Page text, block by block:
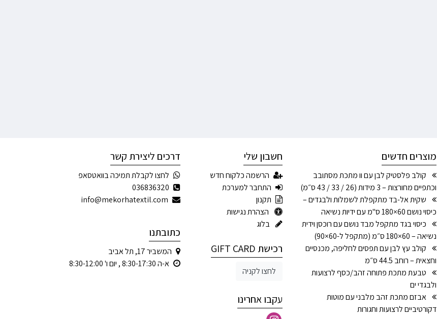
מוצרים חדשים
קולב פלסטיק לבן עם וו מתכת מסתובב
וכתפיים מחורצות – 3 מידות (26 / 33 / 43 ס״מ)
שקית אל-בד מתקפלת לשמלות ולבגדים –
כיסוי נושם 60×180 ס"מ עם ידיות נשיאה
כיסוי בגד מתקפל מבד נושם עם רוכסן וידית
נשיאה – 60×180 ס״מ (מתקפל ל-60×90)
קולב עץ לבן עם תפסים לחליפה, מכנסיים
וחצאית – רוחב 44.5 ס״מ
טבעת מתכת פתוחה זהב/כסף לרצועות
ולבגדי ים
אבזם מתכת זהב מלבני עם מוטות
דקורטיביים לרצועות וחגורות
חשבון שלי
הרשמה כלקוח חדש
התחבר למערכת
תקנון
הצהרת נגישות
בלוג
רכישת GIFT CARD
לחצו לקניה
עקבו אחרינו
דרכים ליצירת קשר
לחצו לקבלת תמיכה בוואטסאפ
036836320
info@mekorhatextil.com
כתובתנו
המשביר 17, תל אביב
א-ה 8:30-17:30 , יום ו' 8:30-12:00